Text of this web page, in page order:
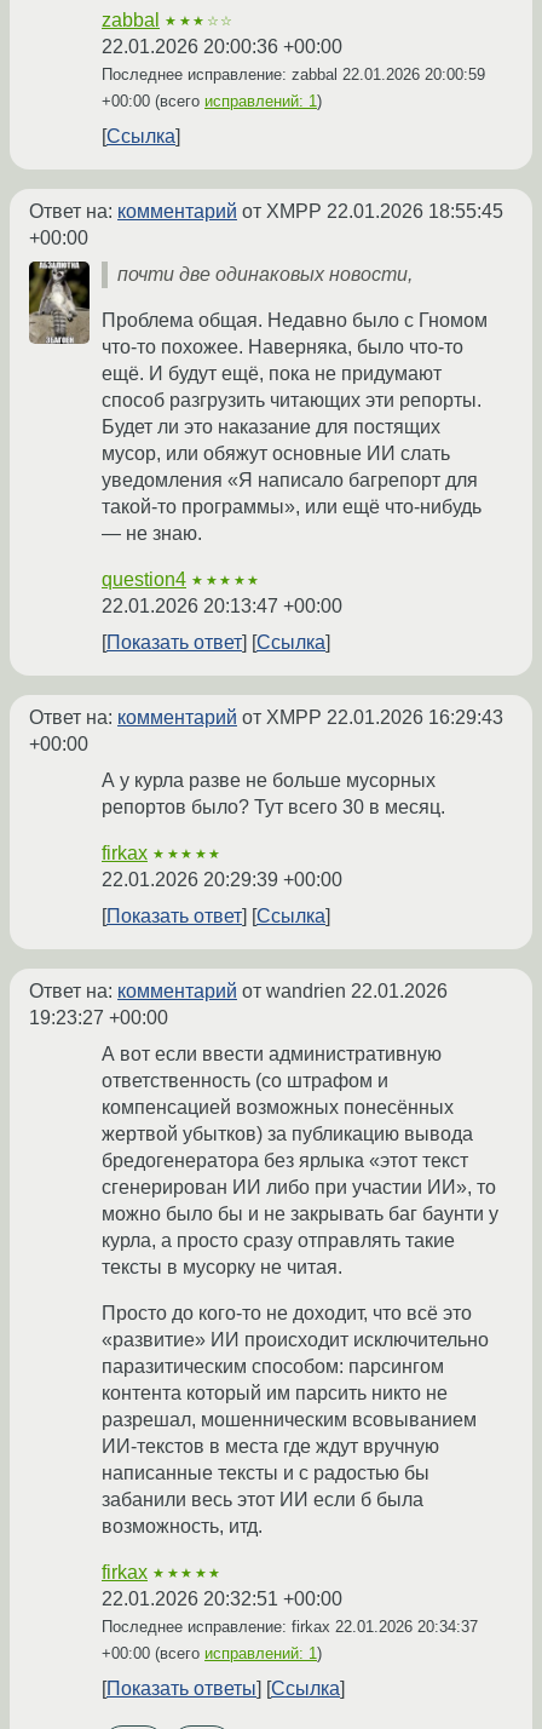
zabbal ★★★☆☆
22.01.2026 20:00:36 +00:00
Последнее исправление: zabbal 22.01.2026 20:00:59
+00:00 (всего исправлений: 1 )
Ссылка
Ответ на: комментарий от XMPP 22.01.2026 18:55:45
+00:00
почти две одинаковых новости,
Проблема общая. Недавно было с Гномом
что-то похожее. Наверняка, было что-то
ещё. И будут ещё, пока не придумают
способ разгрузить читающих эти репорты.
Будет ли это наказание для постящих
мусор, или обяжут основные ИИ слать
уведомления «Я написало багрепорт для
такой-то программы», или ещё что-нибудь
— не знаю.
question4 ★★★★★
22.01.2026 20:13:47 +00:00
Показать ответ
Ссылка
Ответ на: комментарий от XMPP 22.01.2026 16:29:43
+00:00
А у курла разве не больше мусорных
репортов было? Тут всего 30 в месяц.
firkax ★★★★★
22.01.2026 20:29:39 +00:00
Показать ответ
Ссылка
Ответ на: комментарий от wandrien 22.01.2026
19:23:27 +00:00
А вот если ввести административную
ответственность (со штрафом и
компенсацией возможных понесённых
жертвой убытков) за публикацию вывода
бредогенератора без ярлыка «этот текст
сгенерирован ИИ либо при участии ИИ», то
можно было бы и не закрывать баг баунти у
курла, а просто сразу отправлять такие
тексты в мусорку не читая.
Просто до кого-то не доходит, что всё это
«развитие» ИИ происходит исключительно
паразитическим способом: парсингом
контента который им парсить никто не
разрешал, мошенническим всовыванием
ИИ-текстов в места где ждут вручную
написанные тексты и с радостью бы
забанили весь этот ИИ если б была
возможность, итд.
firkax ★★★★★
22.01.2026 20:32:51 +00:00
Последнее исправление: firkax 22.01.2026 20:34:37
+00:00 (всего исправлений: 1 )
Показать ответы Ссылка